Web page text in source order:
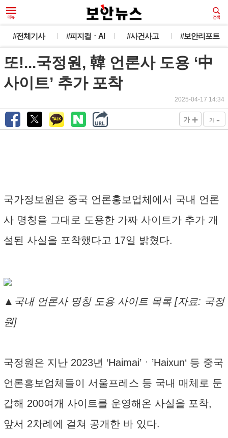
#전체기사 #피지컬ㆍAI #사건사고 #보안리포트
또!...국정원, 韓 언론사 도용 ‘中
사이트’ 추가 포착
2025-04-17 14:34
가 + 가 -
국가정보원은 중국 언론홍보업체에서 국내 언론
사 명칭을 그대로 도용한 가짜 사이트가 추가 개
설된 사실을 포착했다고 17일 밝혔다.
▲국내 언론사 명칭 도용 사이트 목록 [자료: 국정
원]
국정원은 지난 2023년 ‘Haimai’ㆍ’Haixun‘ 등 중국
언론홍보업체들이 서울프레스 등 국내 매체로 둔
갑해 200여개 사이트를 운영해온 사실을 포착,
앞서 2차례에 걸쳐 공개한 바 있다.